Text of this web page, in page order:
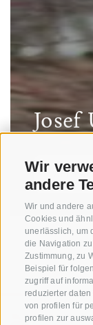
Wir
andere
Wir und andere
Cookies und
unerlässlich, um
die Navigation
Zustimmung, zu
Beispiel für
zugriff auf
reduzierter
von profilen für
profilen zur
Josef